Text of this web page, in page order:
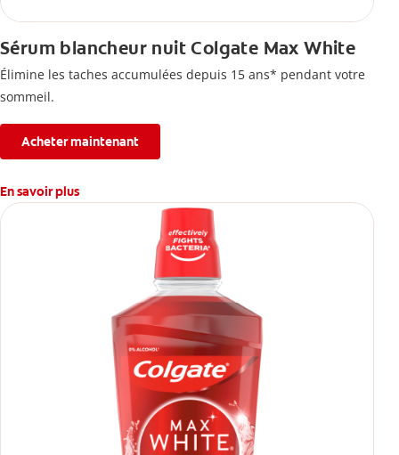
Sérum blancheur nuit Colgate Max White
Élimine les taches accumulées depuis 15 ans* pendant votre
sommeil.
Acheter maintenant
En savoir plus